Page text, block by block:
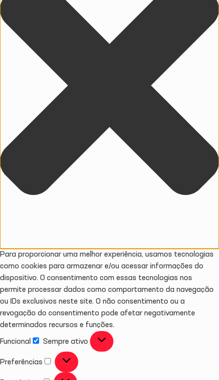
Para proporcionar uma melhor experiência, usamos tecnologias
como cookies para armazenar e/ou acessar informações do
dispositivo. O consentimento com essas tecnologias nos
permite processar dados como comportamento da navegação
ou IDs exclusivos neste site. O não consentimento ou a
revogação do consentimento pode afetar negativamente
determinados recursos e funções.
Funcional Sempre ativo
Preferências